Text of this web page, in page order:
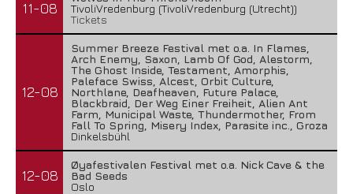
11-08
TivoliVredenburg (TivoliVredenburg (Utrecht))
Tickets
12-08
Summer Breeze Festival met o.a. In Flames,
Arch Enemy, Saxon, Lamb Of God, Alestorm,
The Ghost Inside, Testament, Amorphis,
Paleface Swiss, Alcest, Orbit Culture,
Northlane, Deafheaven, Future Palace,
Blackbraid, Der Weg Einer Freiheit, Alien Ant
Farm, Municipal Waste, Thundermother, From
Fall To Spring, Misery Index, Parasite inc., Groza
Dinkelsbühl
12-08
Øyafestivalen Festival met o.a. Nick Cave & the
Bad Seeds
Oslo